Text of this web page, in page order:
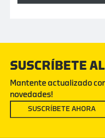
SUSCRÍBETE
Mantente actualizado
novedades!
SUSCRÍBETE AHORA